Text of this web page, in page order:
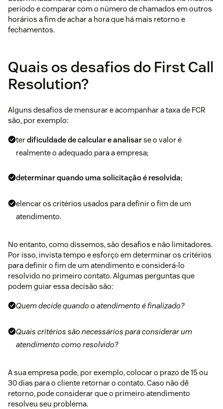
período e comparar com o número de chamados em outros
horários a fim de achar a hora que há mais retorno e
fechamentos.
Quais os desafios do First Call
Resolution?
Alguns desafios de mensurar e acompanhar a taxa de FCR
são, por exemplo:
terdificuldade de calcular e analisarse o valor é
realmente o adequado para a empresa;
determinar quando uma solicitação é resolvida;
elencar os critérios usados para definir o fim de um
atendimento.
No entanto, como dissemos, são desafios e não limitadores.
Por isso, invista tempo e esforço em determinar os critérios
para definir o fim de um atendimento e considerá-lo
resolvido no primeiro contato. Algumas perguntas que
podem guiar essa decisão são:
Quem decide quando o atendimento é finalizado?
Quais critérios são necessários para considerar um
atendimento como resolvido?
A sua empresa pode, por exemplo, colocar o prazo de 15 ou
30 dias para o cliente retornar o contato. Caso não dê
retorno, pode considerar que o primeiro atendimento
resolveu seu problema.